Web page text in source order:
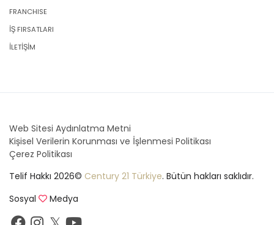
FRANCHISE
İŞ FIRSATLARI
İLETİŞİM
Web Sitesi Aydınlatma Metni
Kişisel Verilerin Korunması ve İşlenmesi Politikası
Çerez Politikası
Telif Hakkı 2026© Century 21 Türkiye. Bütün hakları saklıdır.
Sosyal
Medya